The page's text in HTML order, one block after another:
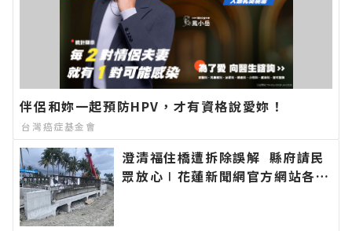
伴侶和妳一起預防HPV，才有資格說愛妳！
台灣癌症基金會
澄清福住橋遭拆除誤解 縣府請民
眾放心∣花蓮新聞網官方網站各類